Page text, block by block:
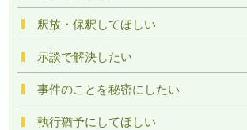
釈放・保釈してほしい
示談で解決したい
事件のことを秘密にしたい
執行猶予にしてほしい